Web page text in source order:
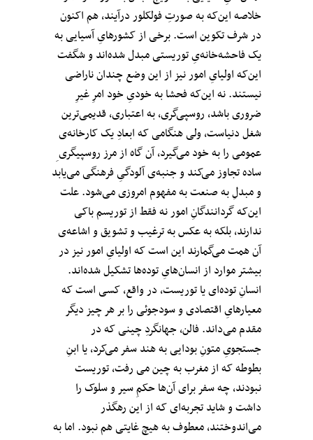
خلاصه این‌که به صورتِ فولکلور درآیند، هم اکنون
در شرف تکوین است. برخی از کشور‌هایِ آسیایی به
یک فاحشه‌خانه‌یِ توریستی مبدل شده‌اند و شگفت
این‌که اولیایِ امور نیز از این وضع چندان ناراضی
نیستند. نه این‌که فحشا به خودیِ خود امرِ غیرِ
ضروری باشد، روسپی‌گری، به اعتباری، قدیمی‌ترین
شغل دنیاست، ولی هنگامی که ابعادِ یک کارخانه‌ی
عمومی را به خود می‌گیرد، آن گاه از مرز روسپیگری ِ
ساده تجاوز می‌کند و جنبه‌ی آلودگیِ فرهنگی می‌یابد
و مبدلِ به صنعت به مفهوم امروزی می‌شود. علت
این‌که گردانندگانِ امور نه فقط از توریسم باکی
ندارند، بلکه به عکس به ترغیب و تشویق و اشاعه‌ی
آن همت می‌گمارند این است که اولیایِ امور نیز در
بیشتر موارد از انسان‌هایِ توده‌ها تشکیل شده‌اند.
انسانِ توده‌ای یا توریست، در واقع، کسی است که
معیارهایِ اقتصادی و سودجوئی را بر هر چیز دیگر
مقدم می‌داند. فالن، جهانگردِ چینی که در
جستجویِ متونِ بودایی به هند سفر می‌کرد، یا ابنِ
بطوطه که از مغرب به چین می رفت، توریست
نبودند، چه سفر برای آن‌ها حکمِ سیر و سلوک را
داشت و شاید تجربه‌ای که از این رهگذر
می‌اندوختند، معطوف به هیچ غایتی هم نبود. اما به